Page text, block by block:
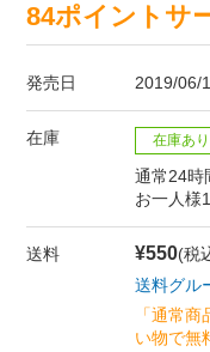
84ポイントサ
発売日 2019/06/
在庫 在庫あり
通常24時
お一人様
送料 ¥550(税
送料グル
「通常
い物で無